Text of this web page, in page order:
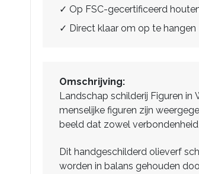
✓ Op FSC-gecertificeerd
✓ Direct klaar om op te hangen
Omschrijving:
Landschap schilderij Figuren in
menselijke figuren zijn
beeld dat zowel
Dit handgeschilderd olieverf
worden in balans gehouden